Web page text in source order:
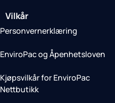
Vilkår
Personvernerklæring
EnviroPac og Åpenhetsloven
Kjøpsvilkår for EnviroPac
Nettbutikk